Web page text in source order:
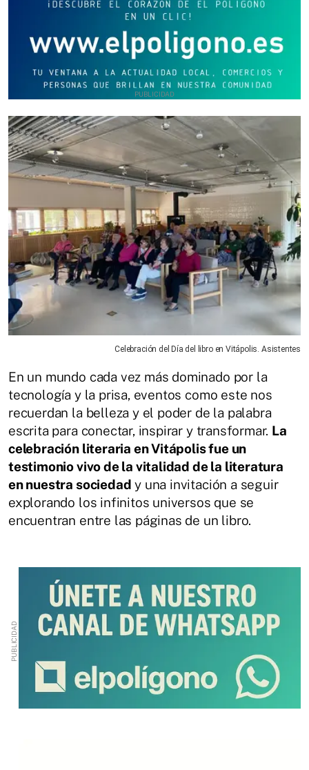
Celebración del Día del libro en Vitápolis. Asistentes
En un mundo cada vez más dominado por la
tecnología y la prisa, eventos como este nos
recuerdan la belleza y el poder de la palabra
escrita para conectar, inspirar y transformar. La
celebración literaria en Vitápolis fue un
testimonio vivo de la vitalidad de la literatura
en nuestra sociedad y una invitación a seguir
explorando los infinitos universos que se
encuentran entre las páginas de un libro.